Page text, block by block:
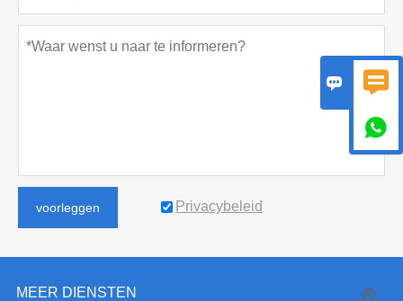
voorleggen Privacybeleid
MEER DIENSTEN
 
